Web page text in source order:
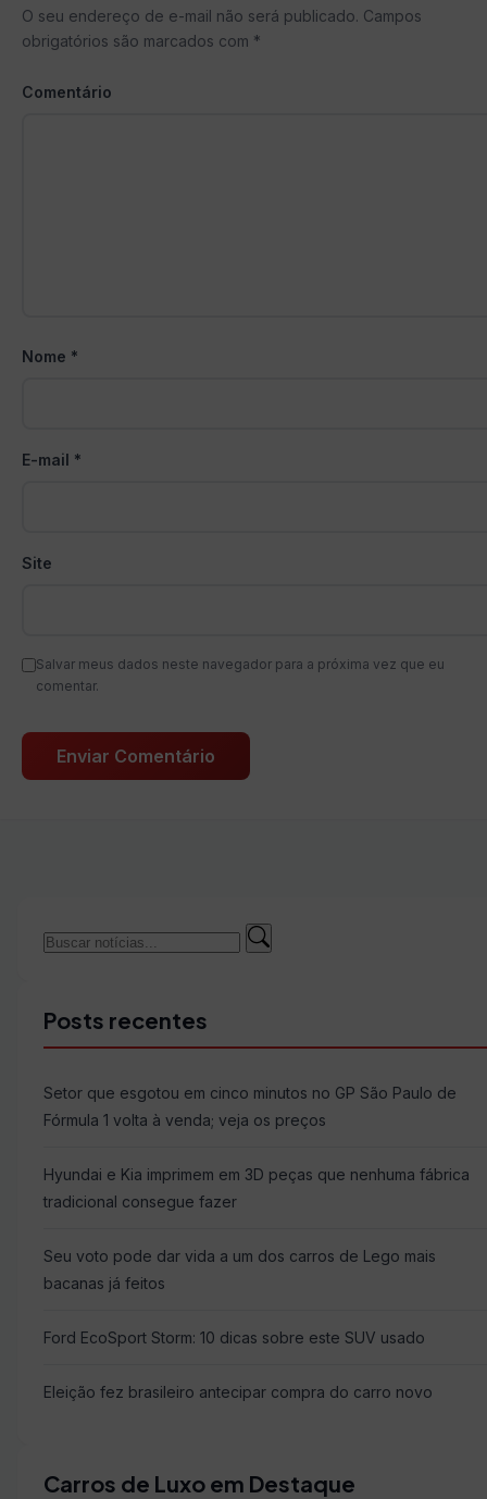
O seu endereço de e-mail não será publicado. Campos
obrigatórios são marcados com *
Comentário
Nome *
E-mail *
Site
Salvar meus dados neste navegador para a próxima vez que eu
comentar.
Buscar
Buscar
Posts recentes
Setor que esgotou em cinco minutos no GP São Paulo de
Fórmula 1 volta à venda; veja os preços
Hyundai e Kia imprimem em 3D peças que nenhuma fábrica
tradicional consegue fazer
Seu voto pode dar vida a um dos carros de Lego mais
bacanas já feitos
Ford EcoSport Storm: 10 dicas sobre este SUV usado
Eleição fez brasileiro antecipar compra do carro novo
Carros de Luxo em Destaque